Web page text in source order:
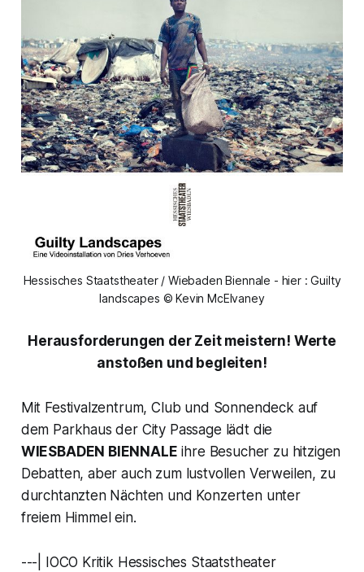
Hessisches Staatstheater / Wiebaden Biennale - hier : Guilty
landscapes © Kevin McElvaney
Herausforderungen der Zeit meistern! Werte
anstoßen und begleiten!
Mit Festivalzentrum, Club und Sonnendeck auf
dem Parkhaus der City Passage lädt die
WIESBADEN BIENNALE ihre Besucher zu hitzigen
Debatten, aber auch zum lustvollen Verweilen, zu
durchtanzten Nächten und Konzerten unter
freiem Himmel ein.
---| IOCO Kritik Hessisches Staatstheater